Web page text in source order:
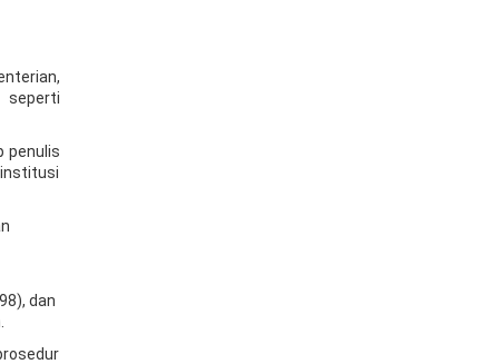
seperti
penulis
dan